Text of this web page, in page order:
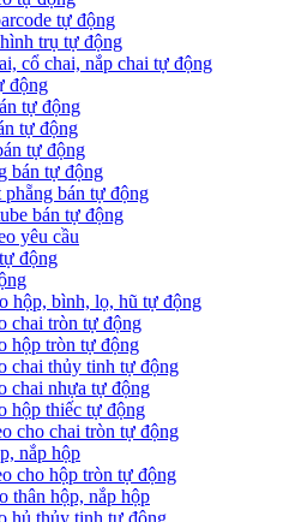
tự động
trụ tự động
cổ chai, nắp chai tự động
động
tự động
tự động
tự động
bán tự động
phẵng bán tự động
bán tự động
yêu cầu
động
hộp, bình, lọ, hũ tự động
chai tròn tự động
hộp tròn tự động
chai thủy tinh tự động
chai nhựa tự động
hộp thiếc tự động
cho chai tròn tự động
nắp hộp
cho hộp tròn tự động
thân hộp, nắp hộp
hủ thủy tinh tự động